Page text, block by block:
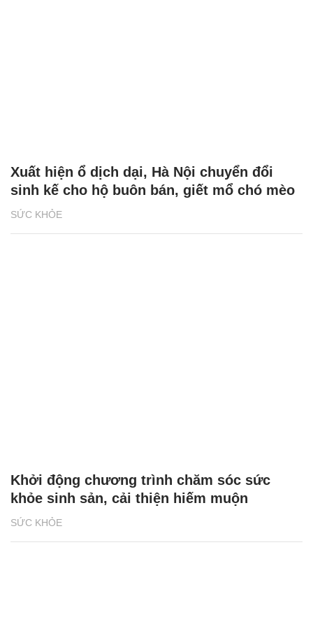
SỨC KHỎE
Xuất hiện ổ dịch dại, Hà Nội chuyển đổi
sinh kế cho hộ buôn bán, giết mổ chó mèo
SỨC KHỎE
Khởi động chương trình chăm sóc sức
khỏe sinh sản, cải thiện hiếm muộn